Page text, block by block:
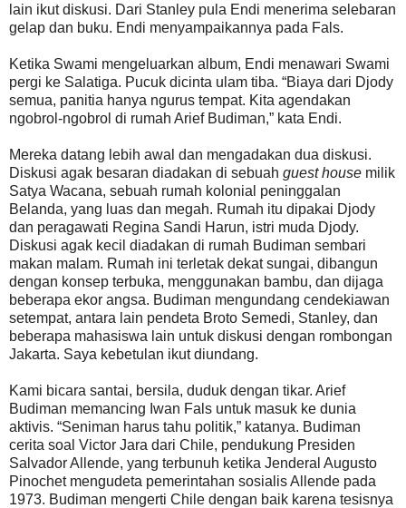
lain ikut diskusi. Dari Stanley pula Endi menerima selebaran
gelap dan buku. Endi menyampaikannya pada Fals.
Ketika Swami mengeluarkan album, Endi menawari Swami
pergi ke Salatiga. Pucuk dicinta ulam tiba. “Biaya dari Djody
semua, panitia hanya ngurus tempat. Kita agendakan
ngobrol-ngobrol di rumah Arief Budiman,” kata Endi.
Mereka datang lebih awal dan mengadakan dua diskusi.
Diskusi agak besaran diadakan di sebuah guest house milik
Satya Wacana, sebuah rumah kolonial peninggalan
Belanda, yang luas dan megah. Rumah itu dipakai Djody
dan peragawati Regina Sandi Harun, istri muda Djody.
Diskusi agak kecil diadakan di rumah Budiman sembari
makan malam. Rumah ini terletak dekat sungai, dibangun
dengan konsep terbuka, menggunakan bambu, dan dijaga
beberapa ekor angsa. Budiman mengundang cendekiawan
setempat, antara lain pendeta Broto Semedi, Stanley, dan
beberapa mahasiswa lain untuk diskusi dengan rombongan
Jakarta. Saya kebetulan ikut diundang.
Kami bicara santai, bersila, duduk dengan tikar. Arief
Budiman memancing Iwan Fals untuk masuk ke dunia
aktivis. “Seniman harus tahu politik,” katanya. Budiman
cerita soal Victor Jara dari Chile, pendukung Presiden
Salvador Allende, yang terbunuh ketika Jenderal Augusto
Pinochet mengudeta pemerintahan sosialis Allende pada
1973. Budiman mengerti Chile dengan baik karena tesisnya